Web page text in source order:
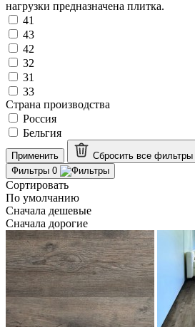
нагрузки предназначена плитка.
41
43
42
32
31
33
Страна производства
Россия
Бельгия
Применить Сбросить все фильтры
Фильтры 0
Сортировать
По умолчанию
Сначала дешевые
Сначала дорогие